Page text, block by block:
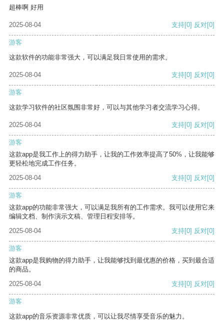
超棒啊 好用
2025-08-04 支持[0] 反对[0]
游客
这款软件的功能非常强大，可以满足我日常使用的需求。
2025-08-04 支持[0] 反对[0]
游客
这款学习软件的社区氛围非常好，可以与其他学习者交流学习心得。
2025-08-04 支持[0] 反对[0]
游客
这款app是我工作上的得力助手，让我的工作效率提高了50%，让我能够
更轻松地完成工作任务。
2025-08-04
支持[0] 反对[0]
游客
这款app的功能非常强大，可以满足我所有的工作需求。我可以使用它来
编辑文档、制作演示文稿、管理日程安排等。
2025-08-04
支持[0] 反对[0]
游客
这款app是我购物的得力助手，让我能够找到最优惠的价格，买到最合适
的商品。
2025-08-04
支持[0] 反对[0]
游客
这款app的音乐资源非常优质，可以让我尽情享受音乐的魅力。